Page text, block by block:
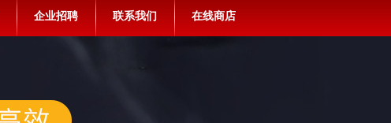
企业招聘 联系我们 在线商店